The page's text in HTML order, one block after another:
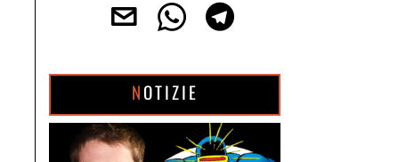
NOTIZIE